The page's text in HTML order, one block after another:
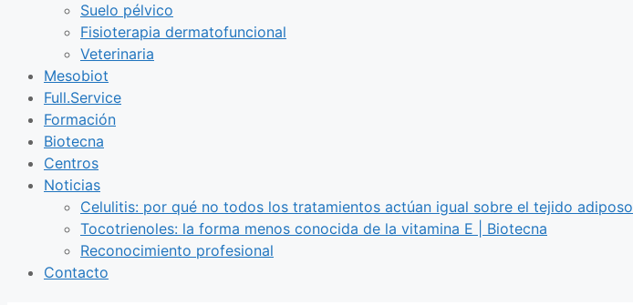
Suelo pélvico
Fisioterapia dermatofuncional
Veterinaria
Mesobiot
Full.Service
Formación
Biotecna
Centros
Noticias
Celulitis: por qué no todos los tratamientos actúan igual sobre el tejido adiposo
Tocotrienoles: la forma menos conocida de la vitamina E | Biotecna
Reconocimiento profesional
Contacto